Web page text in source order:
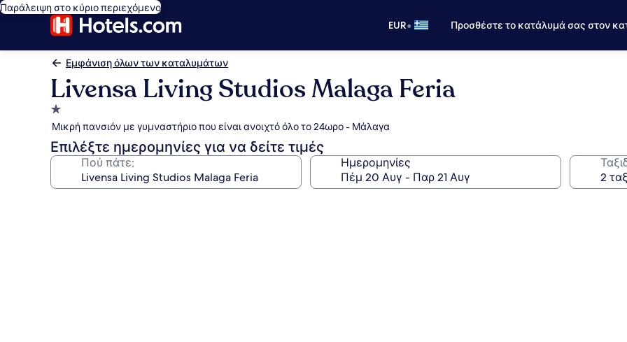
Παράλειψη στο κύριο περιεχόμενο
EUR• Προσθέστε το κατάλυμά σας στον
Εμφάνιση όλων των καταλυμάτων
Livensa Living Studios Malaga Feria
Κατάλυμα
με
1.0
αστέρι
Μικρή πανσιόν με γυμναστήριο που είναι ανοιχτό όλο το 24ωρο - Μάλαγα
Επιλέξτε ημερομηνίες για να δείτε τιμές
Πού πάτε; Ημερομηνίες